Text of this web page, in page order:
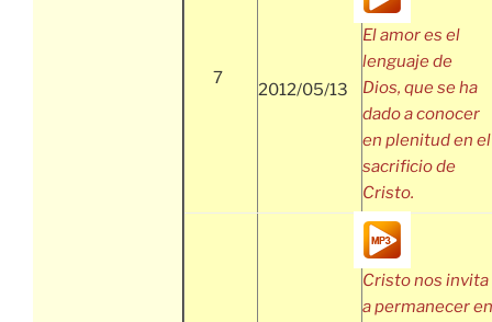
7
2012/05/13
El amor es el
lenguaje de
Dios, que se ha
dado a conocer
en plenitud en el
sacrificio de
Cristo.
Cristo nos invita
a permanecer en